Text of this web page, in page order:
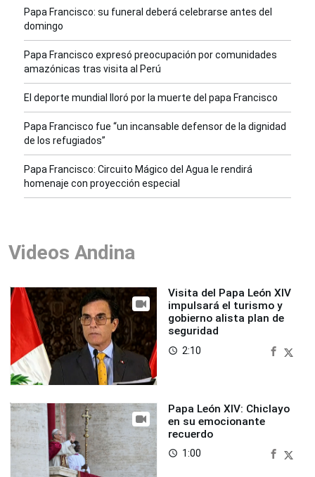
Papa Francisco: su funeral deberá celebrarse antes del
domingo
Papa Francisco expresó preocupación por comunidades
amazónicas tras visita al Perú
El deporte mundial lloró por la muerte del papa Francisco
Papa Francisco fue “un incansable defensor de la dignidad
de los refugiados”
Papa Francisco: Circuito Mágico del Agua le rendirá
homenaje con proyección especial
Videos Andina
Visita del Papa León XIV
impulsará el turismo y
gobierno alista plan de
seguridad
access_time 2:10
Papa León XIV: Chiclayo
en su emocionante
recuerdo
access_time 1:00